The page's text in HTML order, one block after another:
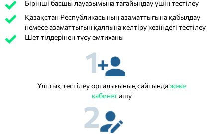
Бірінші басшы лауазымына тағайындау үшін тестілеу
Қазақстан Республикасының азаматтығына қабылдау
немесе азаматтығын қалпына келтіру кезіндегі тестілеу
Шет тілдерінен түсу емтиханы
1
Ұлттық тестілеу орталығының сайтындажеке
кабинеташу
2